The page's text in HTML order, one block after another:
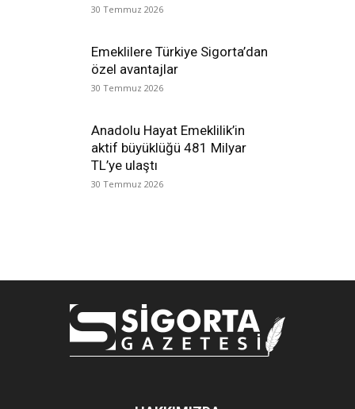
30 Temmuz 2026
Emeklilere Türkiye Sigorta’dan
özel avantajlar
30 Temmuz 2026
Anadolu Hayat Emeklilik’in
aktif büyüklüğü 481 Milyar
TL’ye ulaştı
30 Temmuz 2026